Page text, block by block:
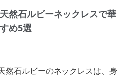
然石ルビーネックレスで華
め5選
然石ルビーのネックレスは、身